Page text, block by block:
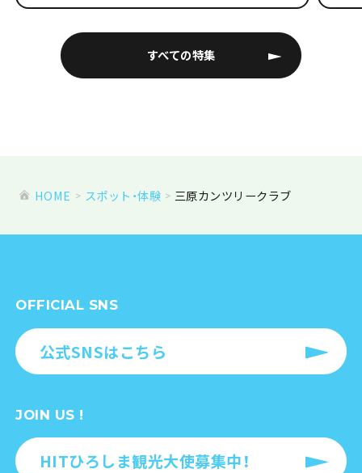
すべての特集
HOME スポット・体験 三原カンツリークラブ
OFFICIAL SNS
公式SNSはこちら
JOIN US !
HITひろしま観光大使募集中！